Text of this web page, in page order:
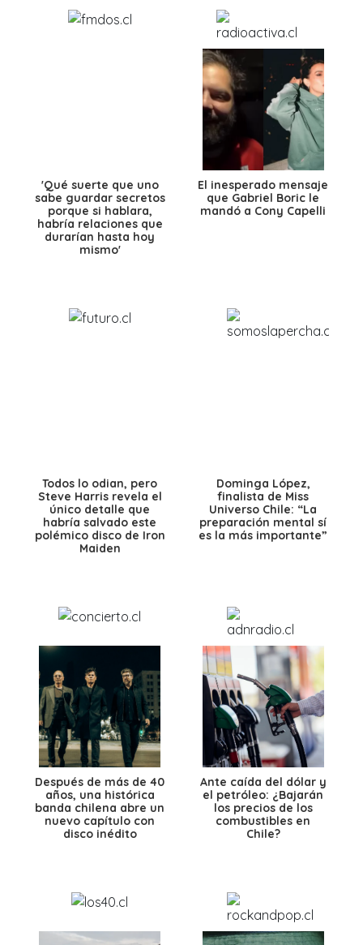
'Qué suerte que uno
sabe guardar secretos
porque si hablara,
habría relaciones que
durarían hasta hoy
mismo'
El inesperado mensaje
que Gabriel Boric le
mandó a Cony Capelli
Todos lo odian, pero
Steve Harris revela el
único detalle que
habría salvado este
polémico disco de Iron
Maiden
Dominga López,
finalista de Miss
Universo Chile: “La
preparación mental sí
es la más importante”
Después de más de 40
años, una histórica
banda chilena abre un
nuevo capítulo con
disco inédito
Ante caída del dólar y
el petróleo: ¿Bajarán
los precios de los
combustibles en
Chile?